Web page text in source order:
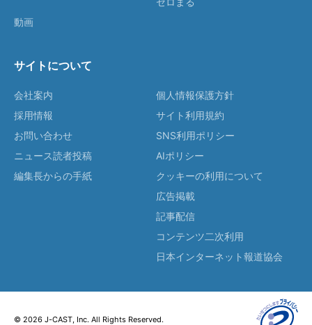
動画
サイトについて
会社案内
採用情報
お問い合わせ
ニュース読者投稿
編集長からの手紙
個人情報保護方針
サイト利用規約
SNS利用ポリシー
AIポリシー
クッキーの利用について
広告掲載
記事配信
コンテンツ二次利用
日本インターネット報道協会
© 2026 J-CAST, Inc. All Rights Reserved.